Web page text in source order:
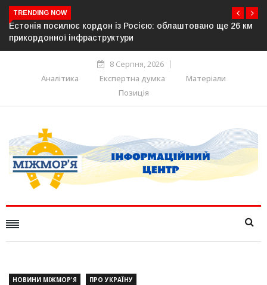
TRENDING NOW
ще 26 км У Словаччині спалахнув скандал навколо
дорогах: опозиція заявляє про можливе
походження
8 Серпня, 2026
Аналітика
Експертна думка
Матеріали
Позиція
НОВИНИ МІЖМОР'Я ПРО УКРАЇНУ